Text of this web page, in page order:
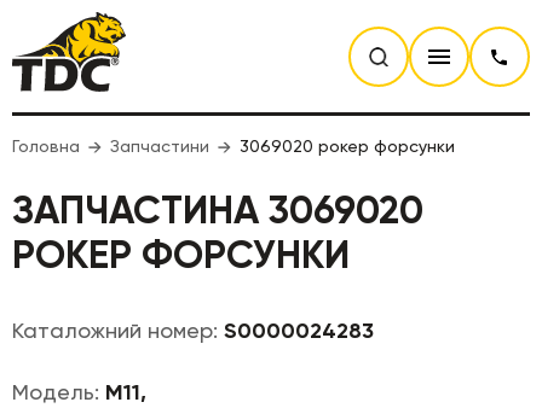
Головна Запчастини 3069020 рокер форсунки
ЗАПЧАСТИНА 3069020
РОКЕР ФОРСУНКИ
Каталожний номер: S0000024283
Модель: M11,